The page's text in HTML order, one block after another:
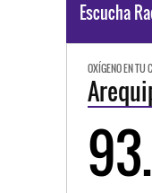
Escucha
OXÍGENO EN TU